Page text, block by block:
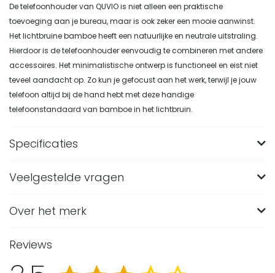
De telefoonhouder van QUVIO is niet alleen een praktische
toevoeging aan je bureau, maar is ook zeker een mooie aanwinst.
Het lichtbruine bamboe heeft een natuurlijke en neutrale uitstraling.
Hierdoor is de telefoonhouder eenvoudig te combineren met andere
accessoires. Het minimalistische ontwerp is functioneel en eist niet
teveel aandacht op. Zo kun je gefocust aan het werk, terwijl je jouw
telefoon altijd bij de hand hebt met deze handige
telefoonstandaard van bamboe in het lichtbruin.
Specificaties
Merk
Hoogte (in CM)
Veelgestelde vragen
Wat zijn de afmetingen van de QUVIO
De QUVIO telefoonstandaard heeft een afmeting van 8,5 x
8 x 12,5 centimeter. Met deze compacte maat past de
telefoonhouder gemaakt?
Over het merk
Reviews